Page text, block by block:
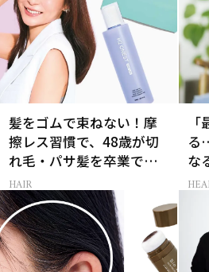
髪をゴムで束ねない！摩
擦レス習慣で、48歳が切
れ毛・パサ髪を卒業でき
た
HAIR
る
な
生